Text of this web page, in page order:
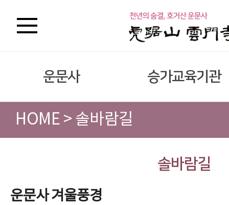
운문사 승가교육기관
HOME > 솔바람길
솔바람길
운문사 겨울풍경